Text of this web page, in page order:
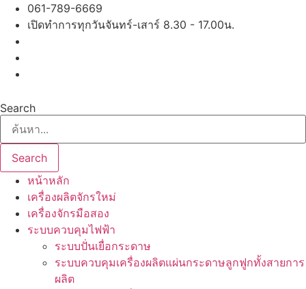
Skip
content
061-789-6669
เปิดทำการทุกวันจันทร์-เสาร์ 8.30 - 17.00น.
Search
Search
หน้าหลัก
เครื่องผลิตจักรใหม่
เครื่องจักรมือสอง
ระบบควบคุมไฟฟ้า
ระบบปั่นเยื่อกระดาษ
ระบบควบคุมเครื่องผลิตแผ่นกระดาษลูกฟูกทั้งสายการ
ผลิต